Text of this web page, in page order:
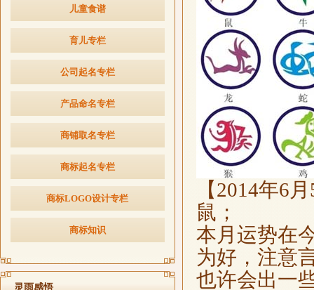
儿童食谱
育儿专栏
公司起名专栏
产品命名专栏
商铺取名专栏
商标起名专栏
商标LOGO设计专栏
商标知识
灵雨感悟
【2014年6
鼠；
本月运势在
为好，注意
也许会出一